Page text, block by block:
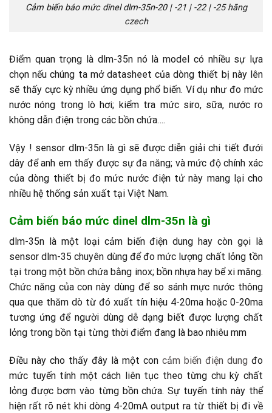
Cảm biến báo mức dinel dlm-35n-20 | -21 | -22 | -25 hãng
czech
Điểm quan trọng là dlm-35n nó là model có nhiều sự lựa
chọn nếu chúng ta mở datasheet của dòng thiết bị này lên
sẽ thấy cực kỳ nhiều ứng dụng phổ biến. Ví dụ như đo mức
nước nóng trong lò hơi; kiểm tra mức siro, sữa, nước ro
không dẫn điện trong các bồn chứa….
Vậy ! sensor dlm-35n là gì sẽ được diễn giải chi tiết đưới
dây để anh em thấy được sự đa năng; và mức độ chính xác
của dòng thiết bị đo mức nước điện tử này mang lại cho
nhiều hệ thống sản xuất tại Việt Nam.
Cảm biến báo mức dinel dlm-35n là gì
dlm-35n là một loại cảm biến điện dung hay còn gọi là
sensor dlm-35 chuyên dùng để đo mức lượng chất lỏng tồn
tại trong một bồn chứa bằng inox; bồn nhựa hay bể xi măng.
Chức năng của con này dùng để so sánh mực nước thông
qua que thăm dò từ đó xuất tín hiệu 4-20ma hoặc 0-20ma
tương ứng để người dùng dễ dạng biết được lượng chất
lỏng trong bồn tại từng thời điểm đang là bao nhiêu mm
Điều này cho thấy đây là một con cảm biến điện dung đo
mức tuyến tính một cách liên tục theo từng chu kỳ chất
lỏng được bơm vào từng bồn chứa. Sự tuyến tính này thể
hiện rất rõ nét khi dòng 4-20mA output ra từ thiết bị đi về